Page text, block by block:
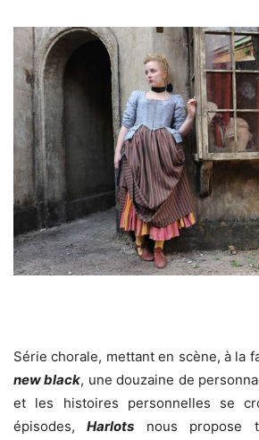
Série chorale, mettant en scène, à la
new black, une douzaine de
et les histoires personnelles se
épisodes,Harlots nous propose